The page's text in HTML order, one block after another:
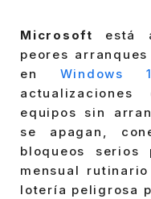
Microsoft está
peores
en Windows
equipos sin
se apagan,
bloqueos serios
mensual
lotería peligrosa